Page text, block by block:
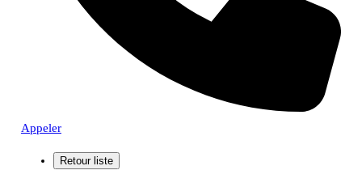
Appeler